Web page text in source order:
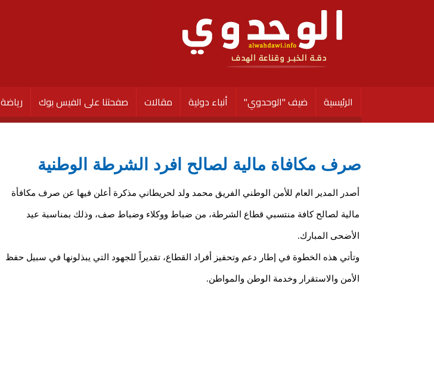
الرئيسية ضيف "الوحدوي" أنباء دولية مقالات صفحتنا على الفيس بوك رياضة
صرف مكافاة مالية لصالح افرد الشرطة الوطنية
أصدر المدير العام للأمن الوطني الفريق محمد ولد لحريطاني مذكرة أعلن فيها عن صرف مكافأة
مالية لصالح كافة منتسبي قطاع الشرطة، من ضباط ووكلاء وضباط صف، وذلك بمناسبة عيد
الأضحى المبارك.
وتأتي هذه الخطوة في إطار دعم وتحفيز أفراد القطاع، تقديراً للجهود التي يبذلونها في سبيل حفظ
الأمن والاستقرار وخدمة الوطن والمواطن.